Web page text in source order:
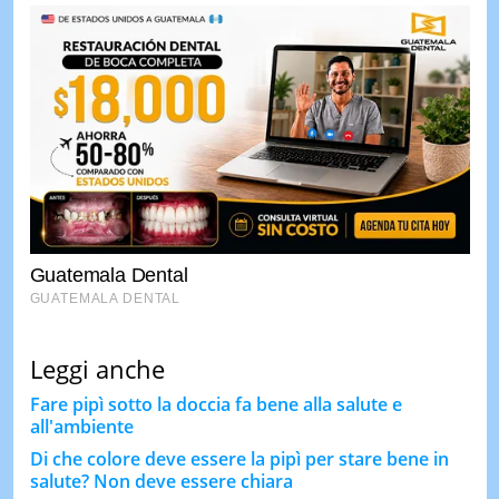
Leggi anche
Fare pipì sotto la doccia fa bene alla salute e
all'ambiente
Di che colore deve essere la pipì per stare bene in
salute? Non deve essere chiara